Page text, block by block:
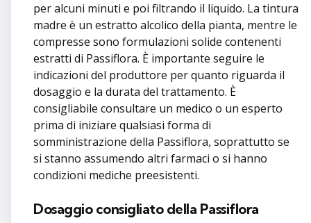
per alcuni minuti e poi filtrando il liquido. La tintura
madre è un estratto alcolico della pianta, mentre le
compresse sono formulazioni solide contenenti
estratti di Passiflora. È importante seguire le
indicazioni del produttore per quanto riguarda il
dosaggio e la durata del trattamento. È
consigliabile consultare un medico o un esperto
prima di iniziare qualsiasi forma di
somministrazione della Passiflora, soprattutto se
si stanno assumendo altri farmaci o si hanno
condizioni mediche preesistenti.
Dosaggio consigliato della Passiflora